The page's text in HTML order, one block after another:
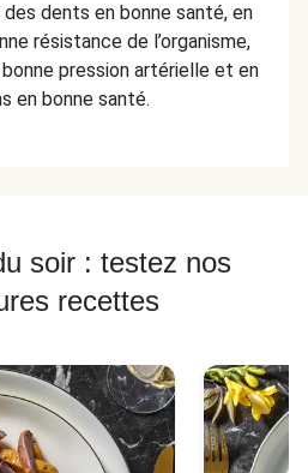
dents en bonne santé, en
résistance de l’organisme,
pression artérielle et en
en bonne santé.
soir : testez nos
recettes